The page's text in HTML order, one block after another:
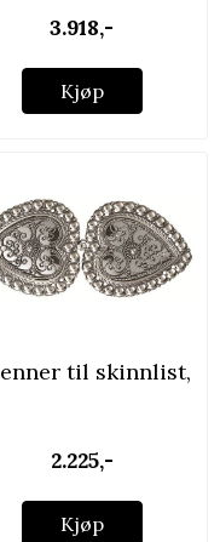
3.918,-
Kjøp
til skinnlist,
2.225,-
Kjøp